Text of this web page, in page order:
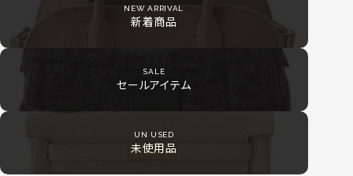
NEW ARRIVAL
新着商品
SALE
セールアイテム
UN USED
未使用品